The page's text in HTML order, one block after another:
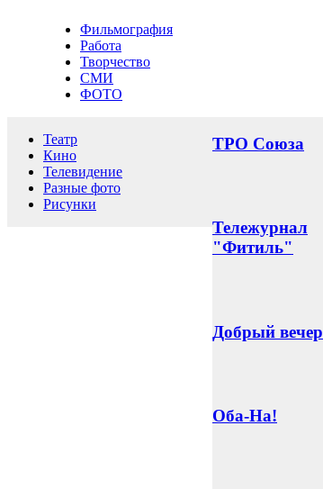
Фильмография
Работа
Творчество
СМИ
ФОТО
Театр
Кино
Телевидение
Разные фото
Рисунки
ТРО Союза
Тележурнал
"Фитиль"
Добрый вечер
Оба-На!